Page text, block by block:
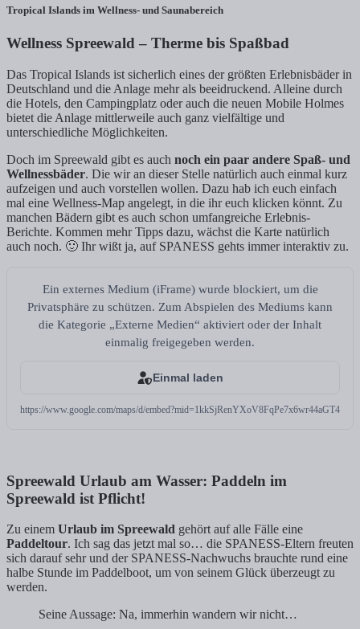
Tropical Islands im Wellness- und Saunabereich
Wellness Spreewald – Therme bis Spaßbad
Das Tropical Islands ist sicherlich eines der größten Erlebnisbäder in
Deutschland und die Anlage mehr als beeidruckend. Alleine durch
die Hotels, den Campingplatz oder auch die neuen Mobile Holmes
bietet die Anlage mittlerweile auch ganz vielfältige und
unterschiedliche Möglichkeiten.
Doch im Spreewald gibt es auch noch ein paar andere Spaß- und
Wellnessbäder. Die wir an dieser Stelle natürlich auch einmal kurz
aufzeigen und auch vorstellen wollen. Dazu hab ich euch einfach
mal eine Wellness-Map angelegt, in die ihr euch klicken könnt. Zu
manchen Bädern gibt es auch schon umfangreiche Erlebnis-
Berichte. Kommen mehr Tipps dazu, wächst die Karte natürlich
auch noch. 🙂 Ihr wißt ja, auf SPANESS gehts immer interaktiv zu.
Ein externes Medium (iFrame) wurde blockiert, um die
Privatsphäre zu schützen. Zum Abspielen des Mediums kann
die Kategorie „Externe Medien“ aktiviert oder der Inhalt
einmalig freigegeben werden.
Einmal laden
https://www.google.com/maps/d/embed?mid=1kkSjRenYXoV8FqPe7x6wr44aGT4
Spreewald Urlaub am Wasser: Paddeln im
Spreewald ist Pflicht!
Zu einem Urlaub im Spreewald gehört auf alle Fälle eine
Paddeltour. Ich sag das jetzt mal so… die SPANESS-Eltern freuten
sich darauf sehr und der SPANESS-Nachwuchs brauchte rund eine
halbe Stunde im Paddelboot, um von seinem Glück überzeugt zu
werden.
Seine Aussage: Na, immerhin wandern wir nicht…